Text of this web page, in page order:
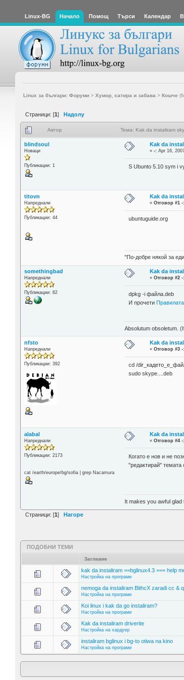
Linux-BG Начало Помощ Търси Календар
Linux за българи: Форуми> Хумор, сатира и забава > Кошче
Страници: [1] Надолу
Автор Тема: Kak da instaliram
blindsoul
Новаци
Публикации: 1
Kak da
«-: Apr 16,
S Ubunto 5.10 sym i
titovn
Напреднали
Публикации: 44
Kak da
«Отговор #1 -:
ubuntuguide.org
"По-добре някой за
somethingbad
Напреднали
Публикации: 82
Kak da
«Отговор #2 -:
dpkg -i файла.deb
И прочетиПравилата
Absolutum obsoletum.
nfsto
Напреднали
Публикации: 392
Kak da
«Отговор #3 -:
cd /
sudo skype....deb
alabal
Напреднали
Публикации: 2173
cat /earth/europe/bg/sofia | grep Nacamura
Kak da
«Отговор #4 -:
Когато е нов и не
"редактирай"
It makes you awful glad
Страници: [1] Нагоре
ПОДОБНИ ТЕМИ
Заглавие
kak da instaliram ==bglinux4.3 === help
Настройка на програми
nemoga da instaliram BithcX zaradi cc &
Настройка на програми
Koi linux i kak da go instaliram?
Настройка на програми
Kak da instaliram driverite
Настройка на хардуер
instaliram bglinux i bg-to otiwa na kino
Настройка на програми